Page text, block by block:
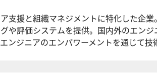
支援と組織マネジメントに特化した企
や評価システムを提供。国内外のエン
ンジニアのエンパワーメントを通じて技